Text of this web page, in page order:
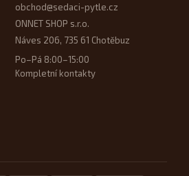
obchod@sedaci-pytle.cz
ONNET SHOP s.r.o.
Náves 206, 735 61 Chotěbuz
Po–Pá 8:00–15:00
Kompletní kontakty